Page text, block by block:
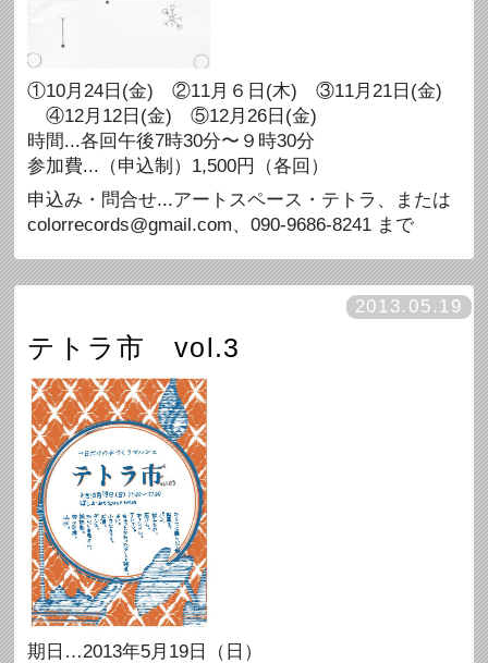
①10月24日(金) ②11月６日(木) ③11月21日(金)
④12月12日(金) ⑤12月26日(金)
時間...各回午後7時30分〜９時30分
参加費...（申込制）1,500円（各回）
申込み・問合せ...アートスペース・テトラ、または
colorrecords@gmail.com、090-9686-8241 まで
2013.05.19
テトラ市 vol.3
期日…2013年5月19日（日）